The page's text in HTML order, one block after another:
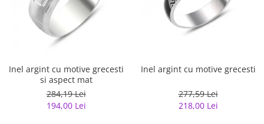
Inel argint cu motive grecesti
si aspect mat
284,19 Lei
194,00 Lei
Inel argint cu motive grecesti
277,59 Lei
218,00 Lei